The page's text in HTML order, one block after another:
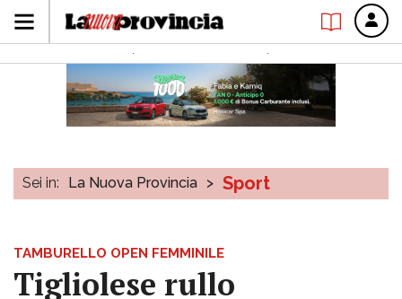
Sei in: La Nuova Provincia > Sport
TAMBURELLO OPEN FEMMINILE
Tigliolese rullo